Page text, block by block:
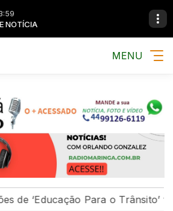
E NOTÍCIA MÚSICA, ESPORTE
MENU
Para o Trânsito’